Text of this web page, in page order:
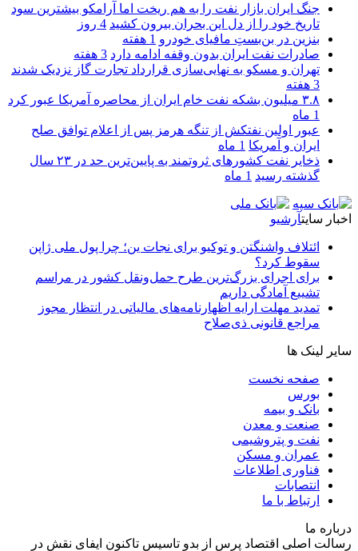
جنگ ایران بازار نفت را به هم ریخت اما آرامکو بیشترین سود
تاریخ خود را از دل این بحران بیرون کشید 4 روز
بنزین در بن‌بستِ مافیای خودرو 1 هفته
صادرات نفت ایران بدون وقفه ادامه دارد 3 هفته
تهران و مسکو به نهایی‌سازی قرارداد تجارت گاز نزدیک شدند
3 هفته
۳.۸ میلیون بشکه نفت خام ایران از محاصره آمریکا عبور کرد
1 ماه
عبور اولین نفتکش از تنگه هرمز پس از اعلام توافق صلح
ایران و آمریکا 1 ماه
ذخایر نفت کشورهای ثروتمند به پایین‌ترین حد در ۲۳ سال
گذشته رسید 1 ماه
اخبار سایتآرشیو
ائتلاف واشنگتن و توکیو برای نجات ین؛ چرا پول ملی ژاپن
سقوط کرد؟
برای اجرای بزرگ‌ترین طرح حمل‌ونقل کشور در مراسم
تشییع آمادگی داریم
تمدید مهلت ارایه اظهارنامه‌های مالیاتی در انتظار مجوز
مراجع قانونی ذی‌‏صلاح
سایر لینک ها
صفحه نخست
بورس
بانک و بیمه
صنعت و معدن
نفت و پتروشیمی
عمران و مسکن
فناوری اطلاعات
انتصابات
ارتباط با ما
درباره ما
رسالت اصلی اقتصاد پرس از بدو تاسیس تاکنون ایفای نقش در